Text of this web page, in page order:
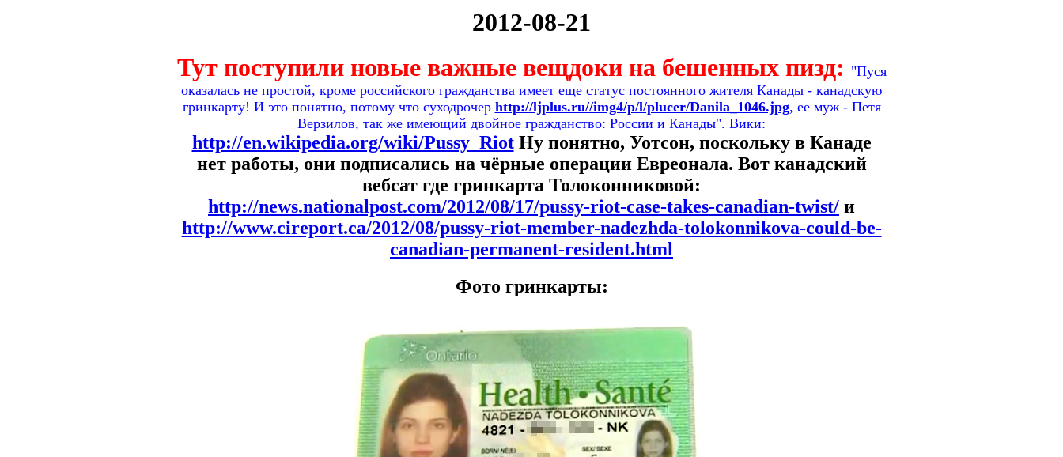
2012-08-21
Тут поступили новые важные вещдоки на бешенных пизд: "Пуся
оказалась не простой, кроме российского гражданства имеет еще статус постоянного жителя Канады - канадскую
гринкарту! И это понятно, потому что суходрочер http://ljplus.ru//img4/p/l/plucer/Danila_1046.jpg, ее муж - Петя
Верзилов, так же имеющий двойное гражданство: России и Канады". Вики:
http://en.wikipedia.org/wiki/Pussy_Riot Ну понятно, Уотсон, поскольку в Канаде
нет работы, они подписались на чёрные операции Евреонала. Вот канадский
вебсат где гринкарта Толоконниковой:
http://news.nationalpost.com/2012/08/17/pussy-riot-case-takes-canadian-twist/ и
http://www.cireport.ca/2012/08/pussy-riot-member-nadezhda-tolokonnikova-could-be-
canadian-permanent-resident.html
Фото гринкарты: